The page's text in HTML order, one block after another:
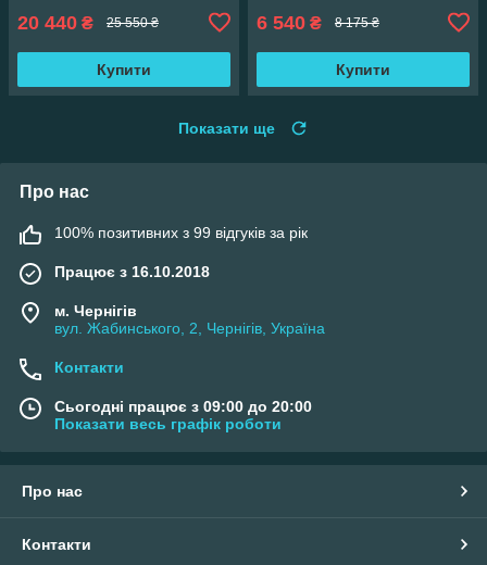
20 440 ₴ 25 550 ₴
Купити
6 540 ₴ 8 175 ₴
Купити
Показати ще
Про нас
100% позитивних з 99 відгуків за рік
Працює з 16.10.2018
м. Чернігів
вул. Жабинського, 2, Чернігів, Україна
Контакти
Сьогодні працює з 09:00 до 20:00
Показати весь графік роботи
Про нас
Контакти